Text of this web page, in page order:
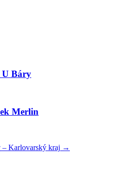
U Báry
Merlin
– Karlovarský kraj →